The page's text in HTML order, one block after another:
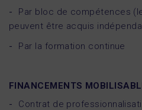
Par bloc de compétences
peuvent être acquis
Par la formation continue
FINANCEMENTS
Contrat de